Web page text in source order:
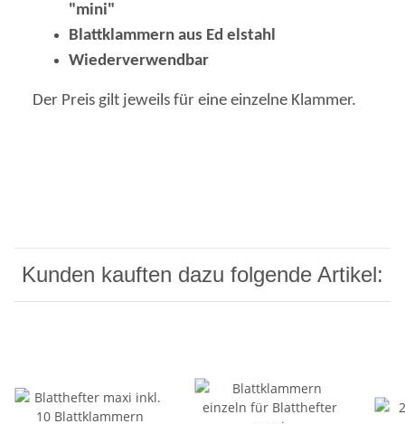
"mini"
Blattklammern aus Ed elstahl
Wiederverwendbar
Der Preis gilt jeweils für eine einzelne Klammer.
Kunden kauften dazu folgende Artikel: